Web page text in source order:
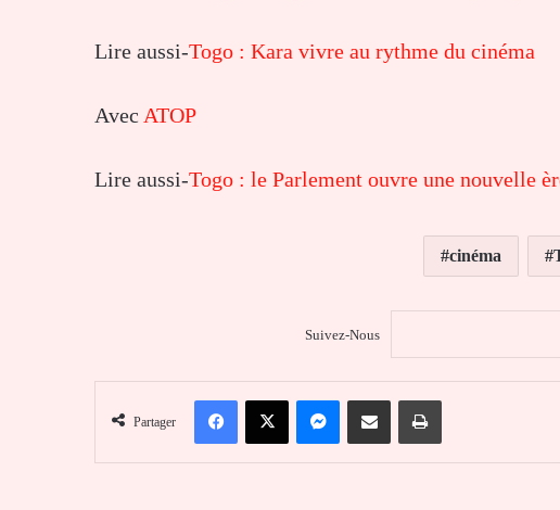
Lire aussi-Togo : Kara vivre au rythme du cinéma
Avec ATOP
Lire aussi-Togo : le Parlement ouvre une nouvelle
cinéma
Suivez-Nous
Partager
FacebookX MessengerPartager par email Imprimer